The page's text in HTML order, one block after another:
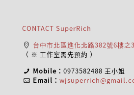
CONTACT SuperRich
台中市北區進化北路382號6樓之3
（ ※ 工作室需先預約 ）
Mobile：0973582488 王小姐
Email：